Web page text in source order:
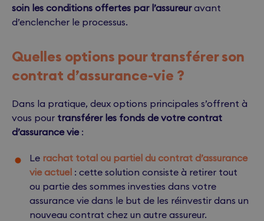
soin les conditions offertes par l’assureuravant
d’enclencher le processus.
Quelles options pour transférer son
contrat d’assurance-vie ?
Dans la pratique, deux options principales s’offrent à
vous pour transférer les fonds de votre contrat
d’assurance vie:
Le rachat total ou partiel du contrat d’assurance
vie actuel : cette solution consiste à retirer tout
ou partie des sommes investies dans votre
assurance vie dans le but de les réinvestir dans un
nouveau contrat chez un autre assureur.